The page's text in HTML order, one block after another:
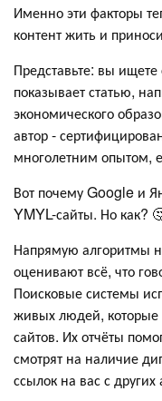
Именно эти факторы
контент жить и
Представьте: вы
показывает статью,
экономического
автор -
многолетним опытом,
Вот почему Google и
YMYL-сайты. Но как?
Напрямую алгоритмы
оценивают всё, что
Поисковые системы
живых людей, которые
сайтов. Их отчёты
смотрят на наличие
ссылок на вас с других